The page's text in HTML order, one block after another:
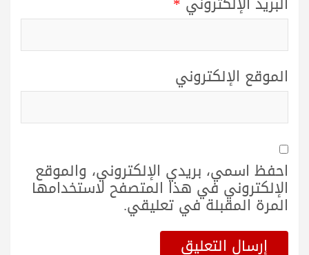
الموقع الإلكتروني
احفظ اسمي، بريدي الإلكتروني، والموقع
الإلكتروني في هذا المتصفح لاستخدامها
المرة المقبلة في تعليقي.